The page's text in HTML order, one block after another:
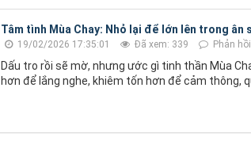
Tâm tình Mùa Chay: Nhỏ lại để lớn lên trong ân
19/02/2026 17:35:01 Đã xem: 339 Phản
Dấu tro rồi sẽ mờ, nhưng ước gì tinh thần Mùa
hơn để lắng nghe, khiêm tốn hơn để cảm thông,